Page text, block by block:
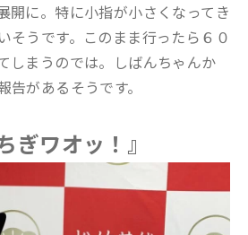
開に。特に小指が小さくなってき
そうです。このまま行ったら６０
しまうのでは。しばんちゃんか
があるそうです。
ぎワオッ！』